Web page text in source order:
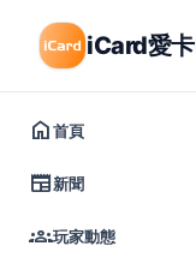
iCard愛卡
home首頁
newspaper新聞
groups玩家動態